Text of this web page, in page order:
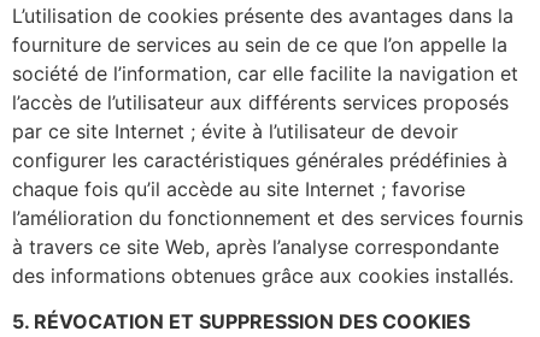
L’utilisation de cookies présente des avantages dans la
fourniture de services au sein de ce que l’on appelle la
société de l’information, car elle facilite la navigation et
l’accès de l’utilisateur aux différents services proposés
par ce site Internet ; évite à l’utilisateur de devoir
configurer les caractéristiques générales prédéfinies à
chaque fois qu’il accède au site Internet ; favorise
l’amélioration du fonctionnement et des services fournis
à travers ce site Web, après l’analyse correspondante
des informations obtenues grâce aux cookies installés.
5. RÉVOCATION ET SUPPRESSION DES COOKIES